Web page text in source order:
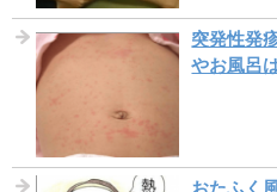
突発性発
やお風呂